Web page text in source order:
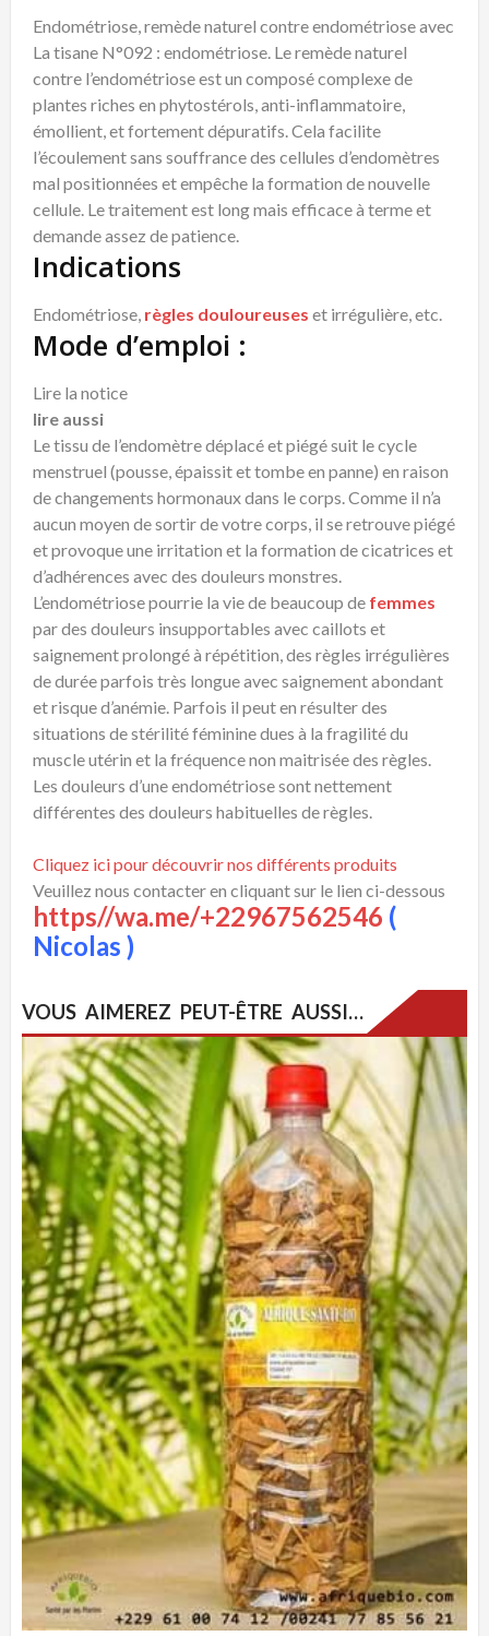
Endométriose, remède naturel contre endométriose avec
La tisane N°092 : endométriose. Le remède naturel
contre l’endométriose est un composé complexe de
plantes riches en phytostérols, anti-inflammatoire,
émollient, et fortement dépuratifs. Cela facilite
l’écoulement sans souffrance des cellules d’endomètres
mal positionnées et empêche la formation de nouvelle
cellule. Le traitement est long mais efficace à terme et
demande assez de patience.
Indications
Endométriose, règles douloureuses et irrégulière, etc.
Mode d’emploi :
Lire la notice
lire aussi
Le tissu de l’endomètre déplacé et piégé suit le cycle
menstruel (pousse, épaissit et tombe en panne) en raison
de changements hormonaux dans le corps. Comme il n’a
aucun moyen de sortir de votre corps, il se retrouve piégé
et provoque une irritation et la formation de cicatrices et
d’adhérences avec des douleurs monstres.
L’endométriose pourrie la vie de beaucoup de femmes
par des douleurs insupportables avec caillots et
saignement prolongé à répétition, des règles irrégulières
de durée parfois très longue avec saignement abondant
et risque d’anémie. Parfois il peut en résulter des
situations de stérilité féminine dues à la fragilité du
muscle utérin et la fréquence non maitrisée des règles.
Les douleurs d’une endométriose sont nettement
différentes des douleurs habituelles de règles.
Cliquez ici pour découvrir nos différents produits
Veuillez nous contacter en cliquant sur le lien ci-dessous
https//wa.me/+22967562546 (
Nicolas )
VOUS AIMEREZ PEUT-ÊTRE AUSSI…